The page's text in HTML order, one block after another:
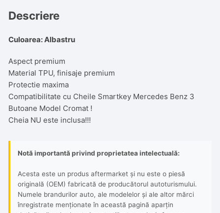
Descriere
Culoarea: Albastru
Aspect premium
Material TPU, finisaje premium
Protectie maxima
Compatibilitate cu Cheile Smartkey Mercedes Benz 3
Butoane Model Cromat !
Cheia NU este inclusa!!!
Notă importantă privind proprietatea intelectuală:
Acesta este un produs aftermarket și nu este o piesă
originală (OEM) fabricată de producătorul autoturismului.
Numele brandurilor auto, ale modelelor și ale altor mărci
înregistrate menționate în această pagină aparțin